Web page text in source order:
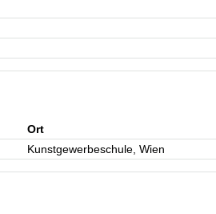
Ort
Kunstgewerbeschule, Wien